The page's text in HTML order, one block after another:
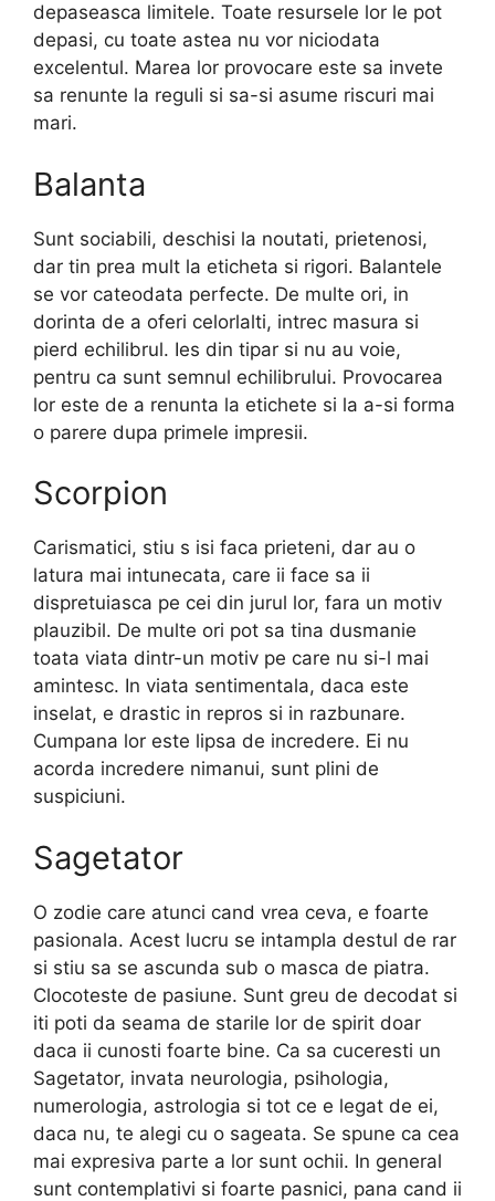
depaseasca limitele. Toate resursele lor le pot
depasi, cu toate astea nu vor niciodata
excelentul. Marea lor provocare este sa invete
sa renunte la reguli si sa-si asume riscuri mai
mari.
Balanta
Sunt sociabili, deschisi la noutati, prietenosi,
dar tin prea mult la eticheta si rigori. Balantele
se vor cateodata perfecte. De multe ori, in
dorinta de a oferi celorlalti, intrec masura si
pierd echilibrul. Ies din tipar si nu au voie,
pentru ca sunt semnul echilibrului. Provocarea
lor este de a renunta la etichete si la a-si forma
o parere dupa primele impresii.
Scorpion
Carismatici, stiu s isi faca prieteni, dar au o
latura mai intunecata, care ii face sa ii
dispretuiasca pe cei din jurul lor, fara un motiv
plauzibil. De multe ori pot sa tina dusmanie
toata viata dintr-un motiv pe care nu si-l mai
amintesc. In viata sentimentala, daca este
inselat, e drastic in repros si in razbunare.
Cumpana lor este lipsa de incredere. Ei nu
acorda incredere nimanui, sunt plini de
suspiciuni.
Sagetator
O zodie care atunci cand vrea ceva, e foarte
pasionala. Acest lucru se intampla destul de rar
si stiu sa se ascunda sub o masca de piatra.
Clocoteste de pasiune. Sunt greu de decodat si
iti poti da seama de starile lor de spirit doar
daca ii cunosti foarte bine. Ca sa cuceresti un
Sagetator, invata neurologia, psihologia,
numerologia, astrologia si tot ce e legat de ei,
daca nu, te alegi cu o sageata. Se spune ca cea
mai expresiva parte a lor sunt ochii. In general
sunt contemplativi si foarte pasnici, pana cand ii